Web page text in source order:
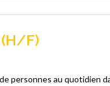
(H/F)
personnes au quotidien